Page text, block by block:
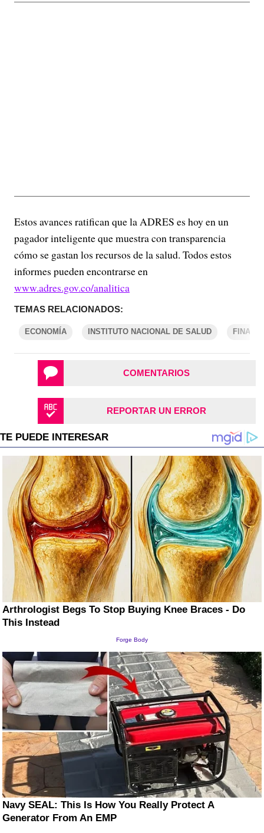
Estos avances ratifican que la ADRES es hoy en un
pagador inteligente que muestra con transparencia
cómo se gastan los recursos de la salud. Todos estos
informes pueden encontrarse en
www.adres.gov.co/analitica
TEMAS RELACIONADOS:
ECONOMÍA INSTITUTO NACIONAL DE SALUD
COMENTARIOS
REPORTAR UN ERROR